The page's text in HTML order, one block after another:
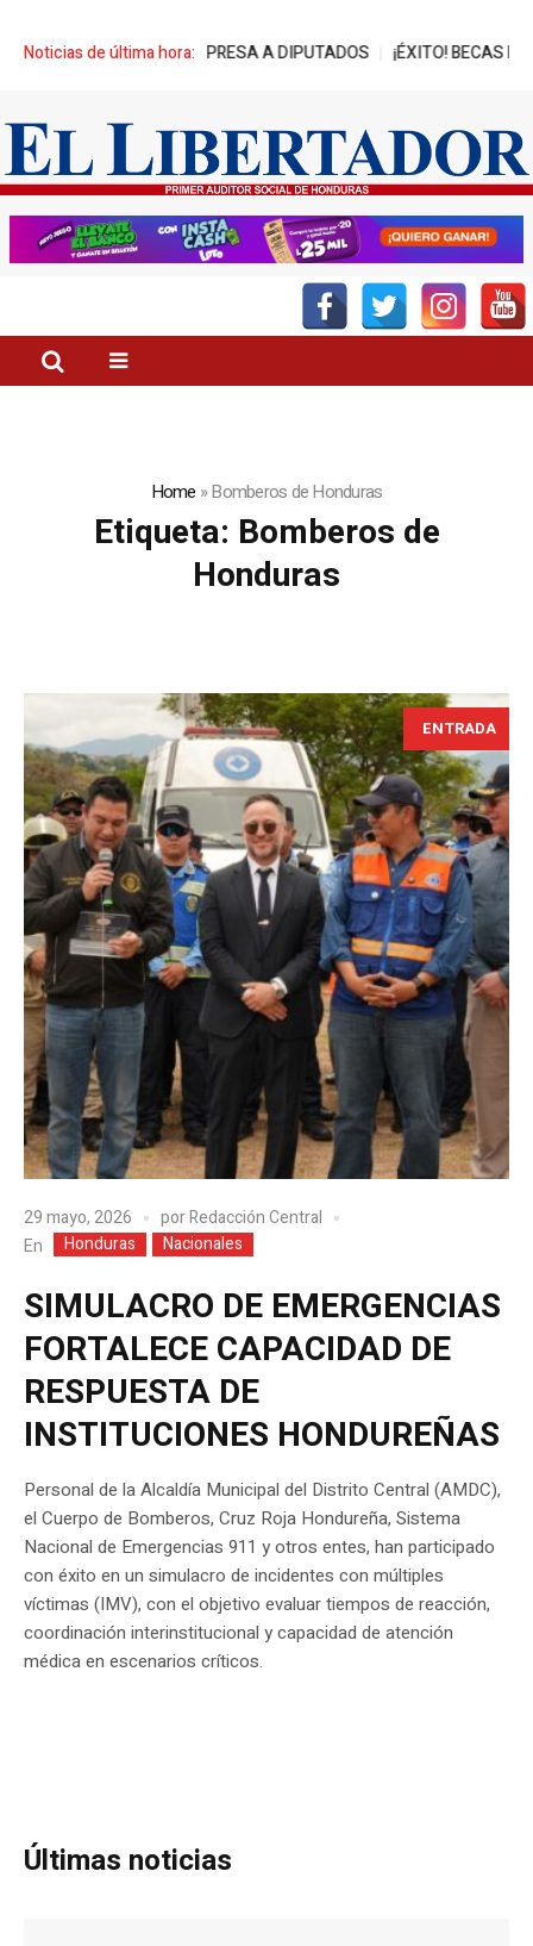
Noticias de última hora:
AVANCES DE REPRESA A DIPUTADOS ¡ÉXITO! BECAS
Home »Bomberos de Honduras
Etiqueta: Bomberos de
Honduras
ENTRADA
29 mayo, 2026 porRedacción Central
En
Honduras Nacionales
SIMULACRO DE EMERGENCIAS
FORTALECE CAPACIDAD DE
RESPUESTA DE
INSTITUCIONES HONDUREÑAS
Personal de la Alcaldía Municipal del Distrito Central (AMDC),
el Cuerpo de Bomberos, Cruz Roja Hondureña, Sistema
Nacional de Emergencias 911 y otros entes, han participado
con éxito en un simulacro de incidentes con múltiples
víctimas (IMV), con el objetivo evaluar tiempos de reacción,
coordinación interinstitucional y capacidad de atención
médica en escenarios críticos.
Últimas noticias